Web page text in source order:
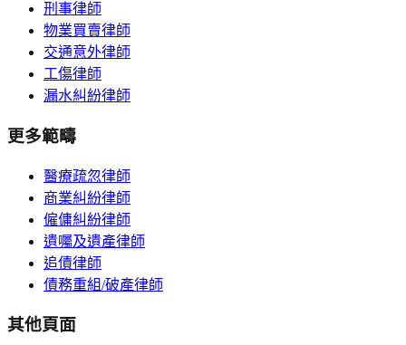
刑事律師
物業買賣律師
交通意外律師
工傷律師
漏水糾紛律師
更多範疇
醫療疏忽律師
商業糾紛律師
僱傭糾紛律師
遺囑及遺產律師
追債律師
債務重組/破產律師
其他頁面